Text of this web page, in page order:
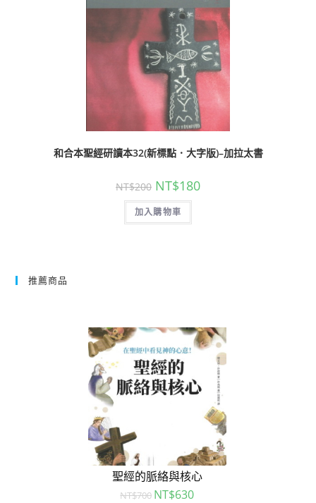
和合本聖經研讀本32(新標點．大字版)–加拉太書
NT$200 NT$180
加入購物車
推薦商品
聖經的脈絡與核心
NT$700 NT$630